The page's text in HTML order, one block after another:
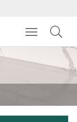
Toggle